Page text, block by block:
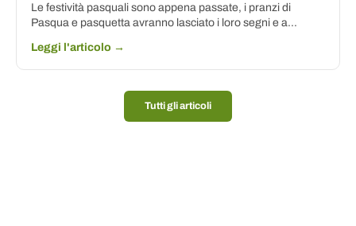
Le festività pasquali sono appena passate, i pranzi di
Pasqua e pasquetta avranno lasciato i loro segni e a...
Leggi l'articolo →
Tutti gli articoli